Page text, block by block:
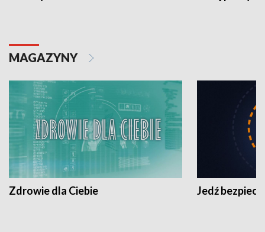
MAGAZYNY
Zdrowie dla Ciebie Jedź